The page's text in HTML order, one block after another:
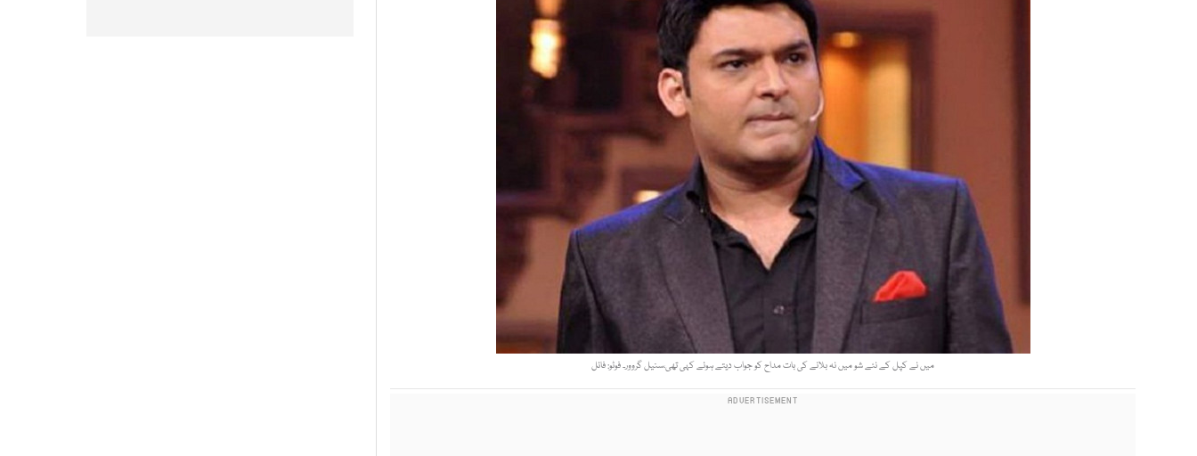
میں نے کپل کے نئے شو میں نہ بلانے کی بات مداح کو جواب دیتے ہوئے کہی تھی،سنیل گروور۔ فوٹو: فائل